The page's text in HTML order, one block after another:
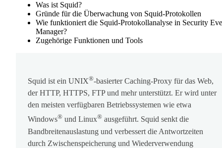
Was ist Squid?
Gründe für die Überwachung von Squid-Protokollen
Wie funktioniert die Squid-Protokollanalyse in Security
Manager?
Zugehörige Funktionen und Tools
Squid ist ein UNIX®-basierter Caching-Proxy für das Web,
der HTTP, HTTPS, FTP und mehr unterstützt. Er wird unter
den meisten verfügbaren Betriebssystemen wie etwa
Windows® und Linux® ausgeführt. Squid senkt die
Bandbreitenauslastung und verbessert die Antwortzeiten
durch Zwischenspeicherung und Wiederverwendung